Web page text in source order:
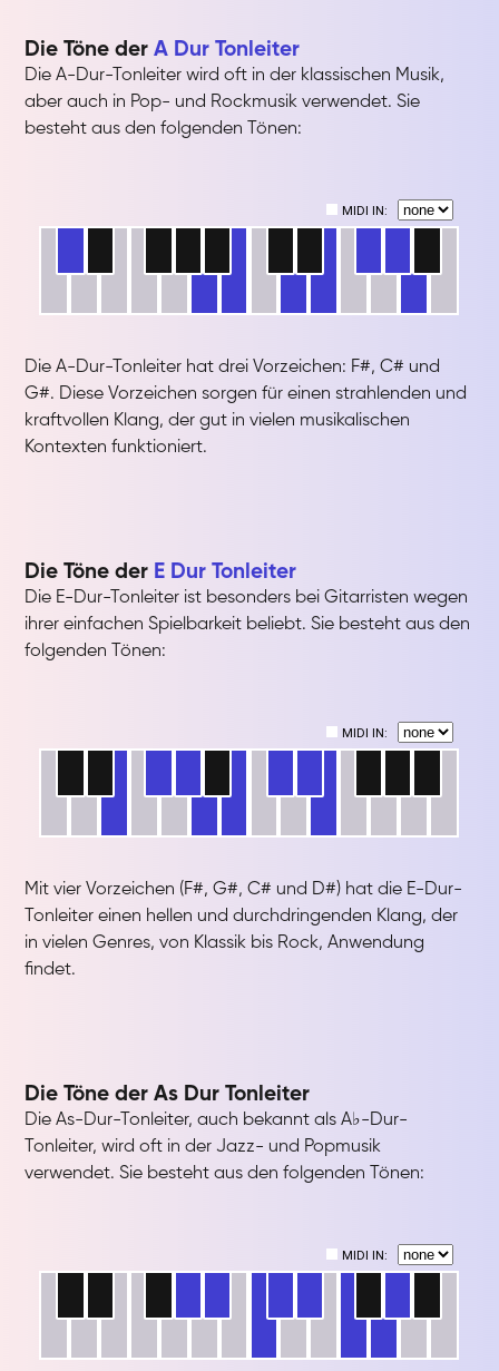
Die Töne derA Dur Tonleiter
Die A-Dur-Tonleiter wird oft in der klassischen Musik,
aber auch in Pop- und Rockmusik verwendet. Sie
besteht aus den folgenden Tönen:
Die A-Dur-Tonleiter hat drei Vorzeichen: F#, C# und
G#. Diese Vorzeichen sorgen für einen strahlenden und
kraftvollen Klang, der gut in vielen musikalischen
Kontexten funktioniert.
Die Töne der E Dur Tonleiter
Die E-Dur-Tonleiter ist besonders bei Gitarristen wegen
ihrer einfachen Spielbarkeit beliebt. Sie besteht aus den
folgenden Tönen:
Mit vier Vorzeichen (F#, G#, C# und D#) hat die E-Dur-
Tonleiter einen hellen und durchdringenden Klang, der
in vielen Genres, von Klassik bis Rock, Anwendung
findet.
Die Töne der As Dur Tonleiter
Die As-Dur-Tonleiter, auch bekannt als A♭-Dur-
Tonleiter, wird oft in der Jazz- und Popmusik
verwendet. Sie besteht aus den folgenden Tönen: